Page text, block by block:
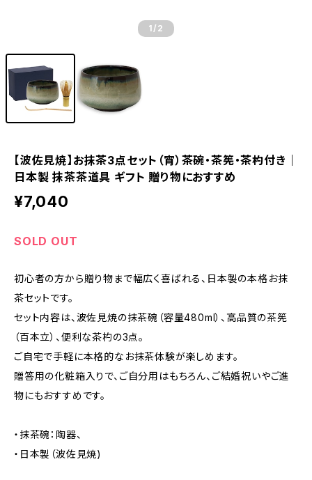
1 /2
【波佐見焼】お抹茶3点セット（宵）茶碗・茶筅・茶杓付き｜
日本製 抹茶茶道具 ギフト 贈り物におすすめ
¥7,040
SOLD OUT
初心者の方から贈り物まで幅広く喜ばれる、日本製の本格お抹
茶セットです。
セット内容は、波佐見焼の抹茶碗（容量480ml）、高品質の茶筅
（百本立）、便利な茶杓の3点。
ご自宅で手軽に本格的なお抹茶体験が楽しめます。
贈答用の化粧箱入りで、ご自分用はもちろん、ご結婚祝いやご進
物にもおすすめです。
・抹茶碗：陶器、
・日本製（波佐見焼)